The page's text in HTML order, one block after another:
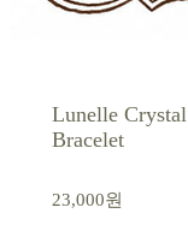
Lunelle Crystal
Bracelet
23,000원